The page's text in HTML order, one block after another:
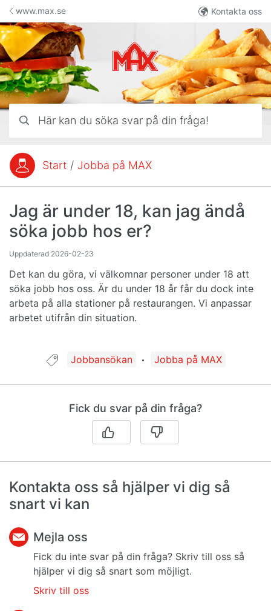
Hoppa till innehåll
Här kan du söka svar på din fråga!
www.max.se Kontakta oss
Du är här:Start / Jobba på MAX
Jag är under 18, kan jag ändå
söka jobb hos er?
Uppdaterad 2026-02-23
Det kan du göra, vi välkomnar personer under 18 att
söka jobb hos oss. Är du under 18 år får du dock inte
arbeta på alla stationer på restaurangen. Vi anpassar
arbetet utifrån din situation.
Guide taggad med:
Jobbansökan Jobba på MAX
Fick du svar på din fråga?
Kontakta oss så hjälper vi dig så
snart vi kan
Mejla oss
Fick du inte svar på din fråga? Skriv till oss så
hjälper vi dig så snart som möjligt.
Skriv till oss